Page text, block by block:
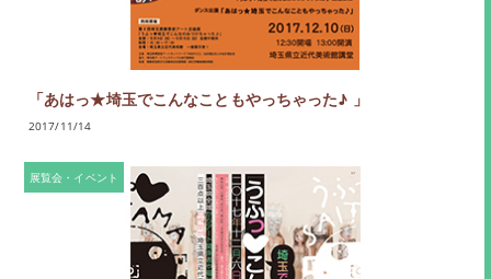
「あはっ★埼玉でこんなこともやっちゃった♪ 」
2017/11/14
展覧会・イベント